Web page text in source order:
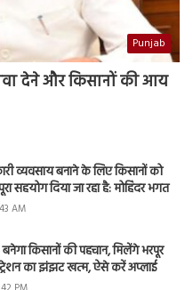
Punjab
देने और किसानों की आय
व्यवसाय बनाने के लिए किसानों को
सहयोग दिया जा रहा है: मोहिंदर भगत
AM
किसानों की पहचान, मिलेंगे भरपूर
का झंझट खत्म, ऐसे करें अप्लाई